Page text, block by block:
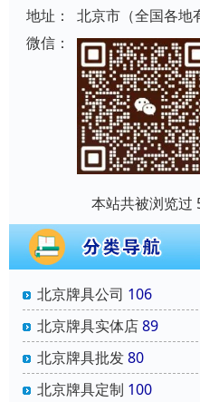
地址：
北京市（全国各地
微信：
本站共被浏览过
北京牌具公司 106
北京牌具实体店89
北京牌具批发80
北京牌具定制 100